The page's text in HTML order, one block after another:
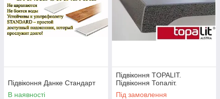
Підвіконня Данке Стандарт
В наявності
Підвіконня TOPALIT.
Підвіконня Топаліт.
Під замовлення